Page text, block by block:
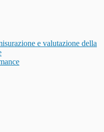
e valutazione della